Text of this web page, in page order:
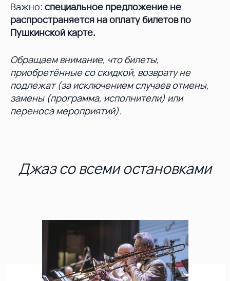
Важно: специальное предложение не
распространяется на оплату билетов по
Пушкинской карте.
Обращаем внимание, что билеты,
приобретённые со скидкой, возврату не
подлежат (за исключением случаев отмены,
замены (программа, исполнители) или
переноса мероприятий).
Джаз со всеми остановками